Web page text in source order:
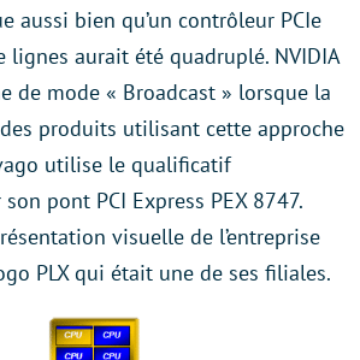
aussi bien qu’un contrôleur PCIe
aurait été quadruplé. NVIDIA
de mode « Broadcast » lorsque la
produits utilisant cette approche
utilise le qualificatif
pont PCI Express PEX 8747.
visuelle de l’entreprise
PLX qui était une de ses filiales.